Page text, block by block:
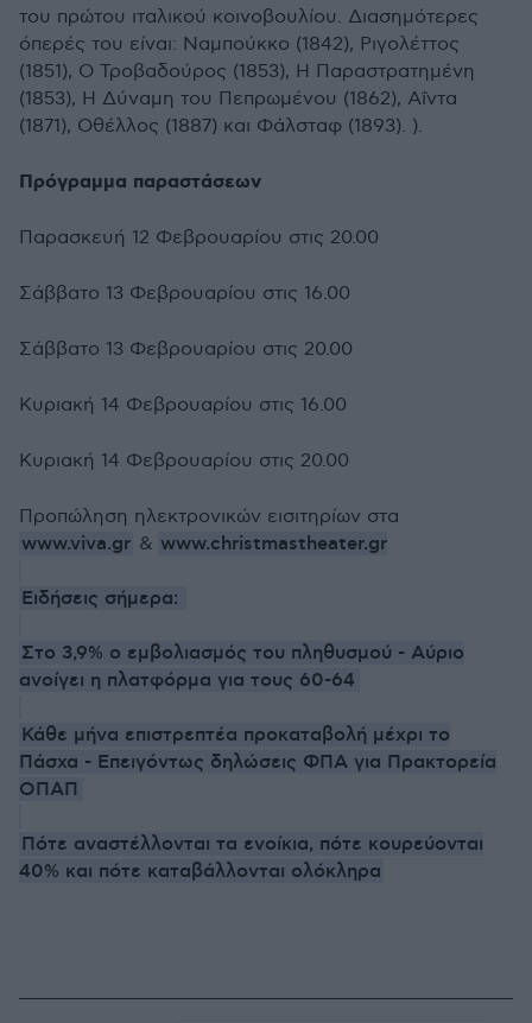
του πρώτου ιταλικού κοινοβουλίου. Διασημότερες
όπερές του είναι: Ναμπούκκο (1842), Ριγολέττος
(1851), Ο Τροβαδούρος (1853), Η Παραστρατημένη
(1853), Η Δύναμη του Πεπρωμένου (1862), Αΐντα
(1871), Οθέλλος (1887) και Φάλσταφ (1893). ).
Πρόγραμμα παραστάσεων
Παρασκευή 12 Φεβρουαρίου στις 20.00
Σάββατο 13 Φεβρουαρίου στις 16.00
Σάββατο 13 Φεβρουαρίου στις 20.00
Κυριακή 14 Φεβρουαρίου στις 16.00
Κυριακή 14 Φεβρουαρίου στις 20.00
Προπώληση ηλεκτρονικών εισιτηρίων στα
www.viva.gr & www.christmastheater.gr
Ειδήσεις σήμερα:
Στο 3,9% ο εμβολιασμός του πληθυσμού - Αύριο
ανοίγει η πλατφόρμα για τους 60-64
Κάθε μήνα επιστρεπτέα προκαταβολή μέχρι το
Πάσχα - Επειγόντως δηλώσεις ΦΠΑ για Πρακτορεία
ΟΠΑΠ
Πότε αναστέλλονται τα ενοίκια, πότε κουρεύονται
40% και πότε καταβάλλονται ολόκληρα